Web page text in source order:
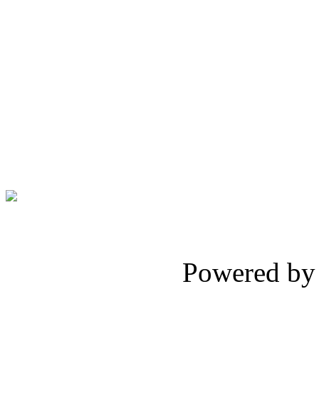
Powered